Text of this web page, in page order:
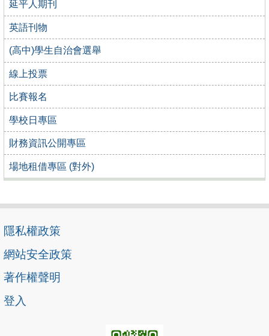
延平人期刊
英語刊物
(高中)學生自治會選舉
線上投票
比賽報名
學校日專區
財務資訊公開專區
場地租借專區 (對外)
隱私權政策
網站安全政策
著作權聲明
登入